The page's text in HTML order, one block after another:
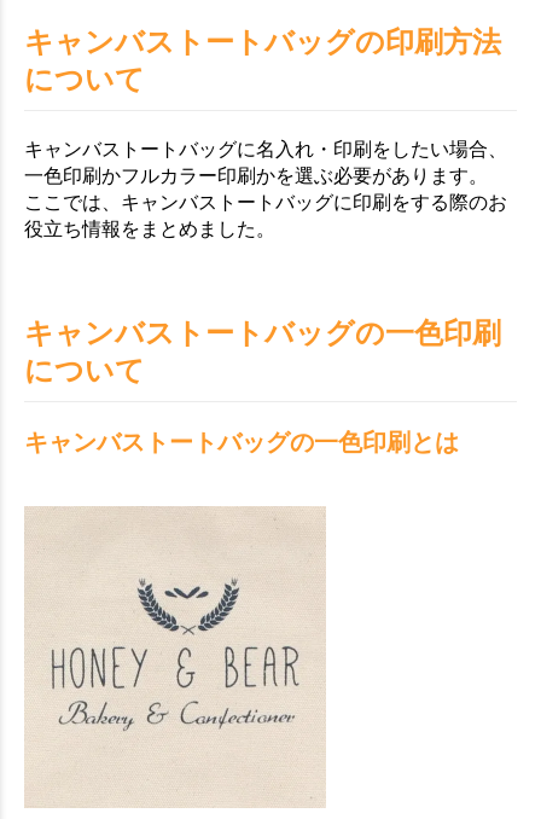
キャンバストートバッグの印刷方法
について
キャンバストートバッグに名入れ・印刷をしたい場合、
一色印刷かフルカラー印刷かを選ぶ必要があります。
ここでは、キャンバストートバッグに印刷をする際のお
役立ち情報をまとめました。
キャンバストートバッグの一色印刷
について
キャンバストートバッグの一色印刷とは